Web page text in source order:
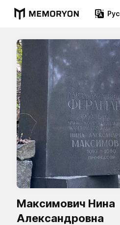
Максимович Нина
Александровна